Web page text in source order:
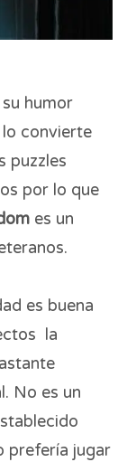
humor
convierte
puzzles
por lo que
es un
es buena
la
No es un
prefería jugar